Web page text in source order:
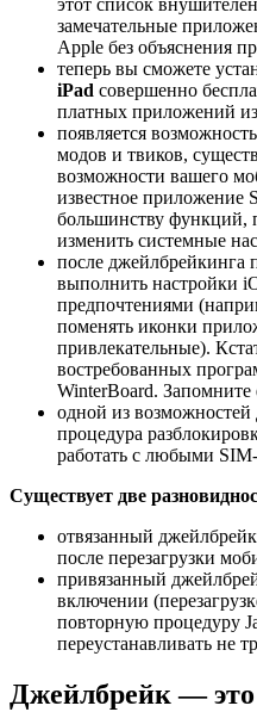
этот список
замечательные
Apple без объяснения
теперь вы сможете
iPad совершенно
платных приложений
появляется
модов и твиков,
возможности вашего
известное приложение
большинству функций,
изменить системные
после джейлбрейкинга
выполнить настройки
предпочтениями
поменять иконки
привлекательные).
востребованных
WinterBoard. Запомните
одной из возможностей
процедура
работать с любыми
Существует две
отвязанный
после перезагрузки
привязанный
включении
повторную процедуру
переустанавливать не
Джейлбрейк — это